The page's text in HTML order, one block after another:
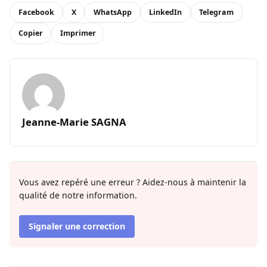
Facebook X WhatsApp LinkedIn Telegram
Copier Imprimer
Jeanne-Marie SAGNA
Vous avez repéré une erreur ? Aidez-nous à maintenir la
qualité de notre information.
Signaler une correction